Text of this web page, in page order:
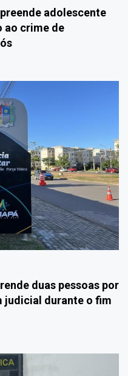
adolescente
ao crime de
duas pessoas por
judicial durante o fim